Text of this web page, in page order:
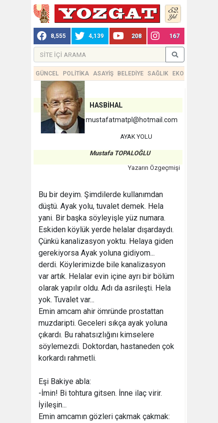
8,555 4,139 208 167
GÜNCEL POLİTİKA ASAYİŞ BELEDİYE SAĞLIK EKONOMİ
HASBİHAL
mustafatmatpl@hotmail.com
AYAK YOLU
Mustafa TOPALOĞLU
Yazarın Özgeçmişi
Bu bir deyim. Şimdilerde kullanımdan
düştü. Ayak yolu, tuvalet demek. Hela
yani. Bir başka söyleyişle yüz numara.
Eskiden köylük yerde helalar dışardaydı.
Çünkü kanalizasyon yoktu. Helaya giden
gerekiyorsa Ayak yoluna gidiyom...
derdi. Köylerimizde bile kanalizasyon
var artık. Helalar evin içine ayrı bir bölüm
olarak yapılır oldu. Adı da asrileşti. Hela
yok. Tuvalet var...
Emin amcam ahir ömründe prostattan
muzdaripti. Geceleri sıkça ayak yoluna
çıkardı. Bu rahatsızlığını kimselere
söylemezdi. Doktordan, hastaneden çok
korkardı rahmetli.
Eşi Bakiye abla:
-İmin! Bi tohtura gitsen. İnne ilaç virir.
İyileşin...
Emin amcamın gözleri çakmak çakmak: